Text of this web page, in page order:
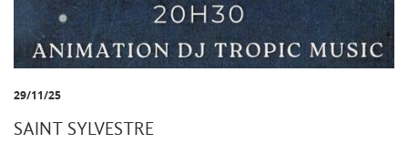
29/11/25
SAINT SYLVESTRE